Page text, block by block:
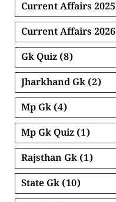
Current Affairs 2025
Current Affairs 2026
Gk Quiz (8)
Jharkhand Gk (2)
Mp Gk (4)
Mp Gk Quiz (1)
Rajsthan Gk (1)
State Gk (10)